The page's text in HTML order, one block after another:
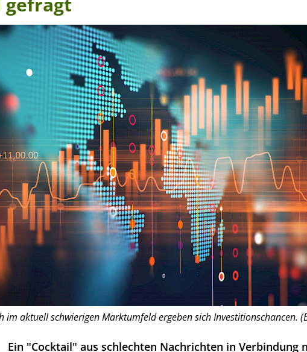
im aktuell schwierigen Marktumfeld ergeben sich Investitionschancen.
Ein "Cocktail" aus schlechten Nachrichten in Verbindung